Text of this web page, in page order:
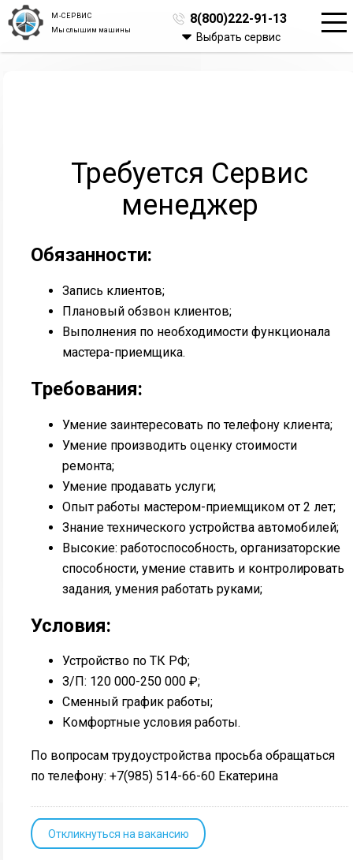
М-СЕРВИС
Мы слышим машины
8(800)222-91-13
Выбрать сервис
Требуется Сервис
менеджер
Обязанности:
Запись клиентов;
Плановый обзвон клиентов;
Выполнения по необходимости функционала
мастера-приемщика.
Требования:
Умение заинтересовать по телефону клиента;
Умение производить оценку стоимости
ремонта;
Умение продавать услуги;
Опыт работы мастером-приемщиком от 2 лет;
Знание технического устройства автомобилей;
Высокие: работоспособность, организаторские
способности, умение ставить и контролировать
задания, умения работать руками;
Условия:
Устройство по ТК РФ;
З/П: 120 000-250 000 ₽;
Сменный график работы;
Комфортные условия работы.
По вопросам трудоустройства просьба обращаться
по телефону: +7(985) 514-66-60 Екатерина
Откликнуться на вакансию